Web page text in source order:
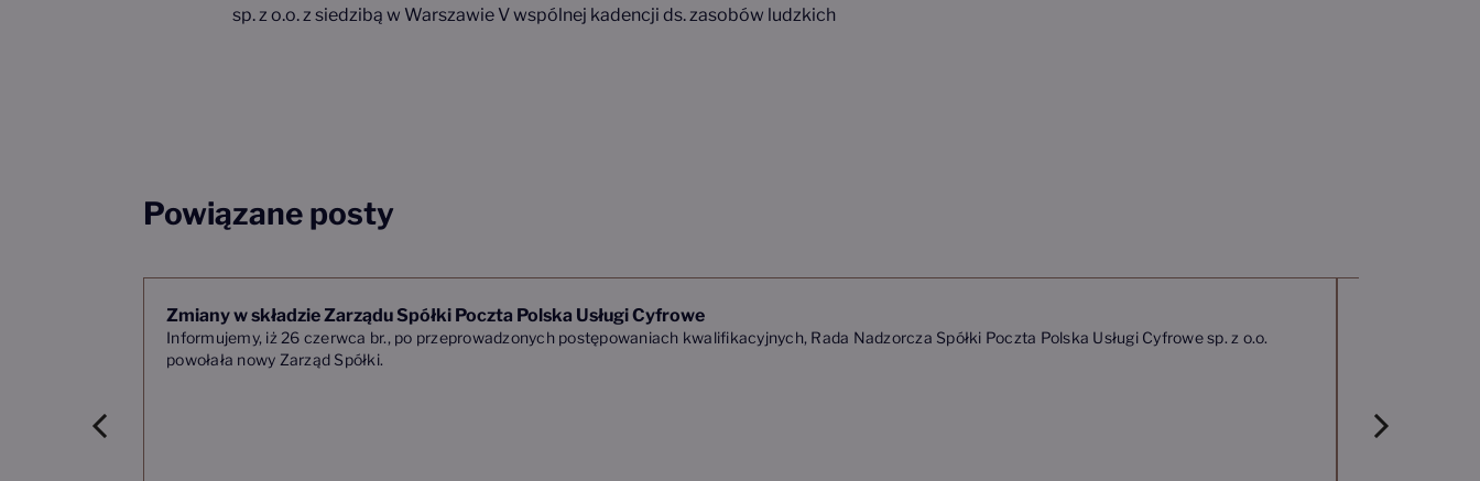
sp. z o.o. z siedzibą w Warszawie V wspólnej kadencji ds. zasobów ludzkich
Powiązane posty
Zmiany w składzie Zarządu Spółki Poczta Polska Usługi Cyfrowe
Informujemy, iż 26 czerwca br., po przeprowadzonych postępowaniach kwalifikacyjnych, Rada Nadzorcza Spółki Poczta Polska Usługi Cyfrowe sp. z o.o.
powołała nowy Zarząd Spółki.